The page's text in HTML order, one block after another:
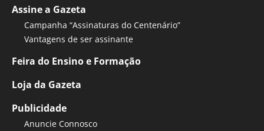
Assine a Gazeta
Campanha “Assinaturas do Centenário”
Vantagens de ser assinante
Feira do Ensino e Formação
Loja da Gazeta
Publicidade
Anuncie Connosco